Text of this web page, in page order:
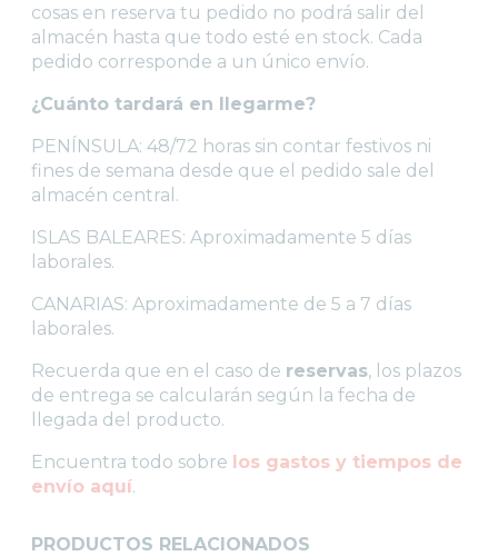
cosas en reserva tu pedido no podrá salir del
almacén hasta que todo esté en stock. Cada
pedido corresponde a un único envío.
¿Cuánto tardará en llegarme?
PENÍNSULA: 48/72 horas sin contar festivos ni
fines de semana desde que el pedido sale del
almacén central.
ISLAS BALEARES: Aproximadamente 5 días
laborales.
CANARIAS: Aproximadamente de 5 a 7 días
laborales.
Recuerda que en el caso de reservas, los plazos
de entrega se calcularán según la fecha de
llegada del producto.
Encuentra todo sobre los gastos y tiempos de
envío aquí.
PRODUCTOS RELACIONADOS